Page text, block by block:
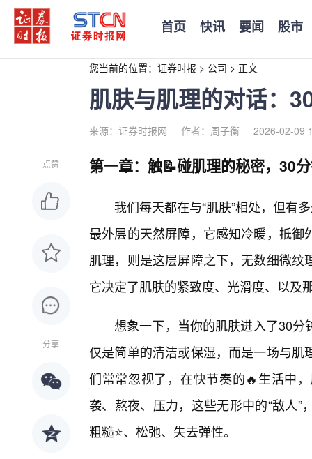
首页 快讯 要闻 股市
您当前的位置： 证券时报 > 公司 > 正文
肌肤与肌理的对话：
来源：证券时报网 作者：周子衡 2026-02-09
点赞
分享
第一章：触📝碰肌理的秘密，30
我们每天都在与“肌肤”相处，但有
最外层的天然屏障，它感知冷暖，抵
肌理，则是这层屏障之下，无数细微
它决定了肌肤的紧致度、光滑度、以及
想象一下，当你的肌肤进入了30
仅是简单的清洁或保湿，而是一场与
们常常忽视了，在快节奏的🔥生活中
袭、熬夜、压力，这些无形中的“敌人
粗糙⭐、松弛、失去弹性。